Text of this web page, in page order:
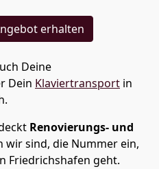
erhalten
Deine
Dein Klaviertransport in
Renovierungs- und
wir sind, die Nummer ein,
Friedrichshafen geht.